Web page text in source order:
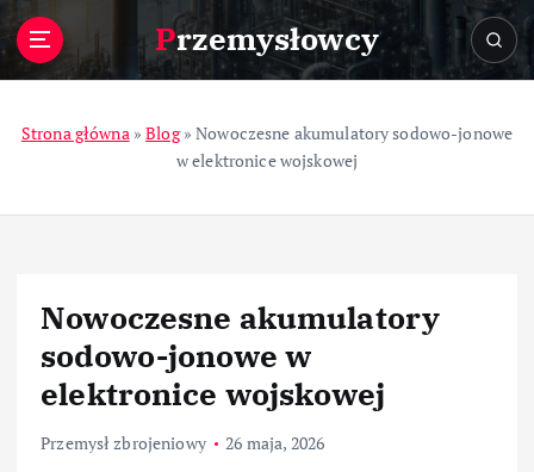
Przemysłowcy
Strona główna»Blog»Nowoczesne akumulatory sodowo-jonowe
w elektronice wojskowej
Nowoczesne akumulatory
sodowo-jonowe w
elektronice wojskowej
Przemysł zbrojeniowy 26 maja, 2026